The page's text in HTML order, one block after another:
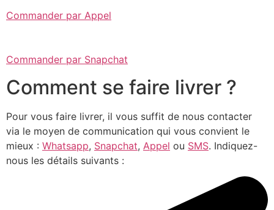
Commander par Appel
Commander par Snapchat
Comment se faire livrer ?
Pour vous faire livrer, il vous suffit de nous contacter
via le moyen de communication qui vous convient le
mieux : Whatsapp, Snapchat, Appel ou SMS. Indiquez-
nous les détails suivants :